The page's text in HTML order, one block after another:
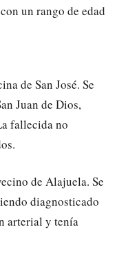
un rango de edad
de San José. Se
Juan de Dios,
fallecida no
de Alajuela. Se
diagnosticado
arterial y tenía